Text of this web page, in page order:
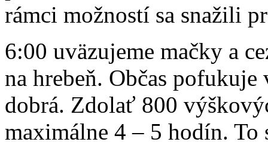
rámci možností sa snažili
6:00 uväzujeme mačky a
na hrebeň. Občas
dobrá. Zdolať 800
maximálne 4 – 5 hodín.